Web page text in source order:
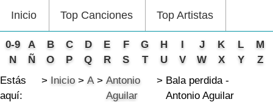
Inicio Top Canciones Top Artistas
0-9 A B C D E F G H I J K L
M
N
Ñ O P Q R S T U V W X Y
Z
Estás
aquí:
Inicio A
Antonio
Aguilar
Bala perdida -
Antonio Aguilar